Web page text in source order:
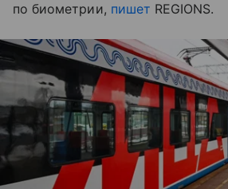
по биометрии, пишет REGIONS.